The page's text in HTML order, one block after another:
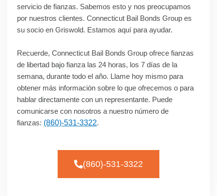
servicio de fianzas. Sabemos esto y nos preocupamos
por nuestros clientes. Connecticut Bail Bonds Group es
su socio en Griswold. Estamos aquí para ayudar.
Recuerde, Connecticut Bail Bonds Group ofrece fianzas
de libertad bajo fianza las 24 horas, los 7 días de la
semana, durante todo el año. Llame hoy mismo para
obtener más información sobre lo que ofrecemos o para
hablar directamente con un representante. Puede
comunicarse con nosotros a nuestro número de
fianzas: (860)-531-3322.
(860)-531-3322